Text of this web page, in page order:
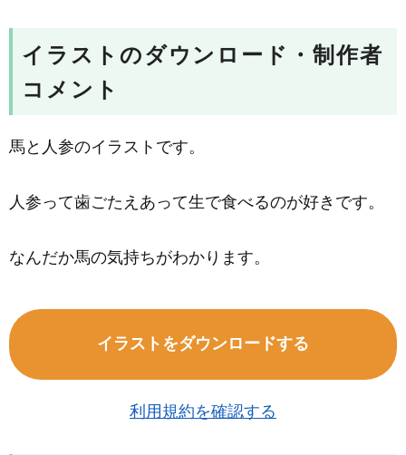
イラストのダウンロード・制作者
コメント
馬と人参のイラストです。
人参って歯ごたえあって生で食べるのが好きです。
なんだか馬の気持ちがわかります。
イラストをダウンロードする
利用規約を確認する